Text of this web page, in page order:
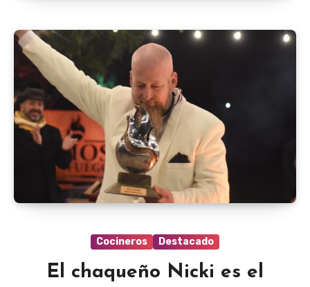
Cocineros Destacado
El chaqueño Nicki es el